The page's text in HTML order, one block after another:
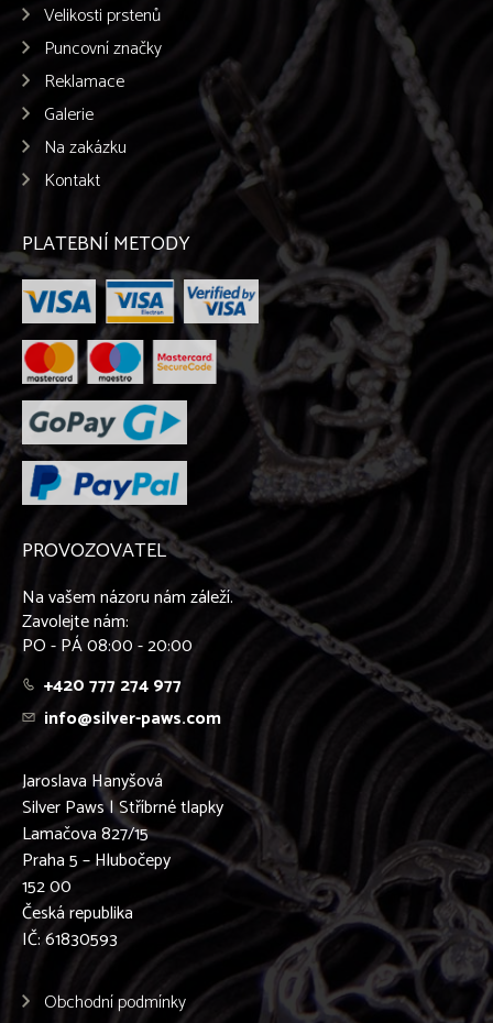
Velikosti prstenů
Puncovní značky
Reklamace
Galerie
Na zakázku
Kontakt
PLATEBNÍ METODY
PROVOZOVATEL
Na vašem názoru nám záleží.
Zavolejte nám:
PO - PÁ 08:00 - 20:00
+420 777 274 977
info@silver-paws.com
Jaroslava Hanyšová
Silver Paws | Stříbrné tlapky
Lamačova 827/15
Praha 5 – Hlubočepy
152 00
Česká republika
IČ: 61830593
Obchodní podmínky